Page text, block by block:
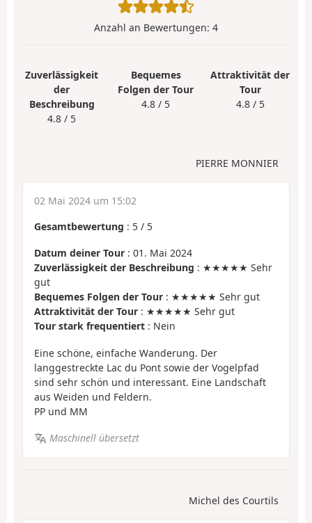
Anzahl an Bewertungen: 4
Zuverlässigkeit
der
Beschreibung
4.8 / 5
Bequemes
Folgen der Tour
4.8 / 5
Attraktivität der
Tour
4.8 / 5
PIERRE MONNIER
02 Mai 2024 um 15:02
Gesamtbewertung : 5 / 5
Datum deiner Tour : 01. Mai 2024
Zuverlässigkeit der Beschreibung : ★★★★★ Sehr
gut
Bequemes Folgen der Tour : ★★★★★ Sehr gut
Attraktivität der Tour : ★★★★★ Sehr gut
Tour stark frequentiert : Nein
Eine schöne, einfache Wanderung. Der
langgestreckte Lac du Pont sowie der Vogelpfad
sind sehr schön und interessant. Eine Landschaft
aus Weiden und Feldern.
PP und MM
Maschinell übersetzt
Michel des Courtils